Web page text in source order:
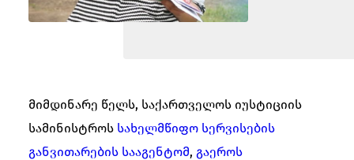
მიმდინარე წელს, საქართველოს იუსტიციის
სამინისტროს სახელმწიფო სერვისების
განვითარების სააგენტომ, გაეროს